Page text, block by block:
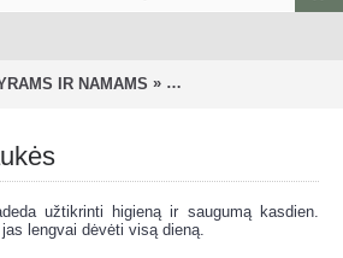
IR NAMAMS » PAPUOŠALAI IR
užtikrinti higieną ir saugumą kasdien.
lengvai dėvėti visą dieną.